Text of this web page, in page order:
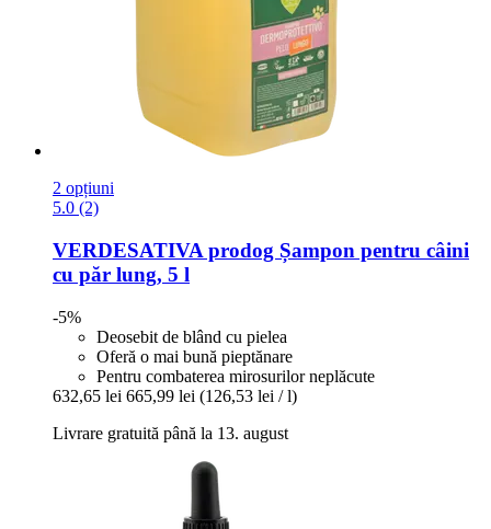
2 opțiuni
5.0 (2)
VERDESATIVA prodog Șampon pentru câini
cu păr lung, 5 l
-5%
Deosebit de blând cu pielea
Oferă o mai bună pieptănare
Pentru combaterea mirosurilor neplăcute
632,65 lei 665,99 lei (126,53 lei / l)
Livrare gratuită până la 13. august